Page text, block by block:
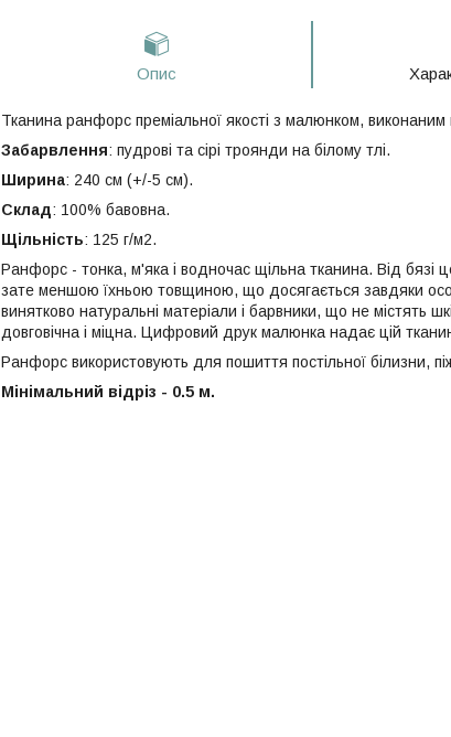
Опис
Тканина ранфорс преміальної якості з малюнком,
Забарвлення: пудрові та сірі троянди на білому тлі.
Ширина: 240 см (+/-5 см).
Склад: 100% бавовна.
Щільність: 125 г/м2.
Ранфорс - тонка, м'яка і водночас щільна тканина. Від бязі
зате меншою їхньою товщиною, що досягається завдяки
винятково натуральні матеріали і барвники, що не містять
довговічна і міцна. Цифровий друк малюнка надає цій
Ранфорс використовують для пошиття постільної білизни,
Мінімальний відріз - 0.5 м.